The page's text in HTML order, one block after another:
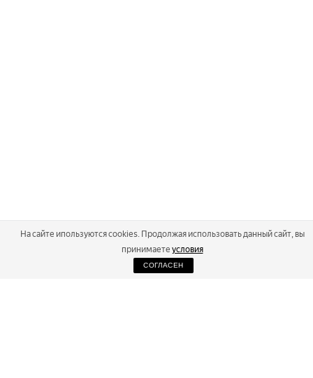
2026
На сайте ипользуются cookies. Продолжая использовать данный сайт, вы
принимаете условия
СОГЛАСЕН